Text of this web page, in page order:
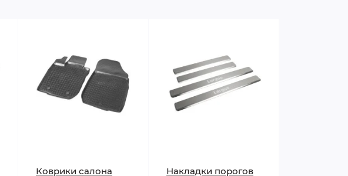
Коврики салона
Накладки порогов